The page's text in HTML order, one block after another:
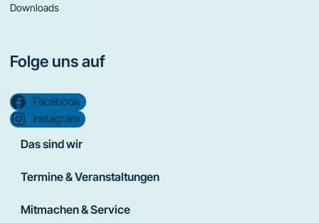
Downloads
Folge uns auf
Facebook
Instagram
Das sind wir
Termine & Veranstaltungen
Mitmachen & Service